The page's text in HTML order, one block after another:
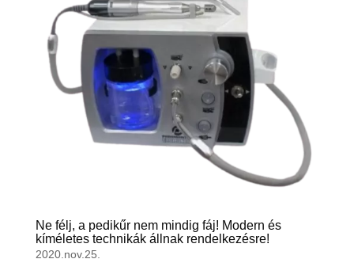
Ne félj, a pedikűr nem mindig fáj! Modern és
kíméletes technikák állnak rendelkezésre!
2020.nov.25.